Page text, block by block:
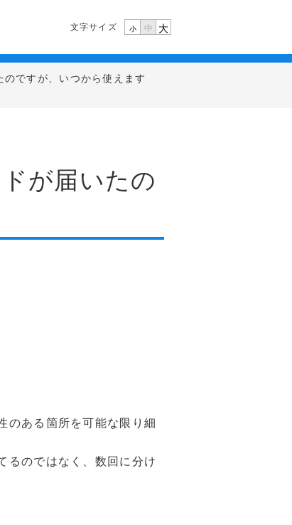
文字サイズ 小 中 大
ですが、いつから使えます
が届いたの
のある箇所を可能な限り細
るのではなく、数回に分け